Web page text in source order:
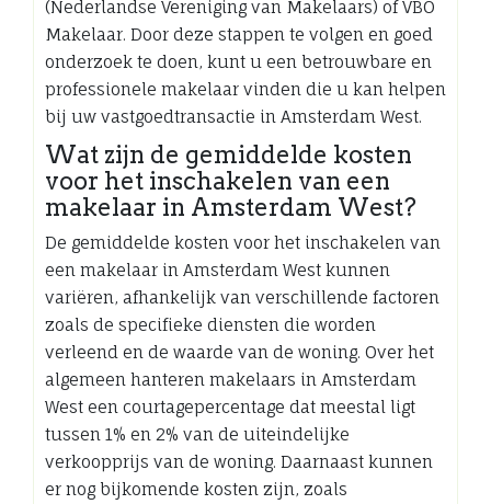
(Nederlandse Vereniging van Makelaars) of VBO
Makelaar. Door deze stappen te volgen en goed
onderzoek te doen, kunt u een betrouwbare en
professionele makelaar vinden die u kan helpen
bij uw vastgoedtransactie in Amsterdam West.
Wat zijn de gemiddelde kosten
voor het inschakelen van een
makelaar in Amsterdam West?
De gemiddelde kosten voor het inschakelen van
een makelaar in Amsterdam West kunnen
variëren, afhankelijk van verschillende factoren
zoals de specifieke diensten die worden
verleend en de waarde van de woning. Over het
algemeen hanteren makelaars in Amsterdam
West een courtagepercentage dat meestal ligt
tussen 1% en 2% van de uiteindelijke
verkoopprijs van de woning. Daarnaast kunnen
er nog bijkomende kosten zijn, zoals